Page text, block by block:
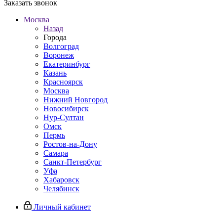
Заказать звонок
Москва
Назад
Города
Волгоград
Воронеж
Екатеринбург
Казань
Красноярск
Москва
Нижний Новгород
Новосибирск
Нур-Султан
Омск
Пермь
Ростов-на-Дону
Самара
Санкт-Петербург
Уфа
Хабаровск
Челябинск
Личный кабинет